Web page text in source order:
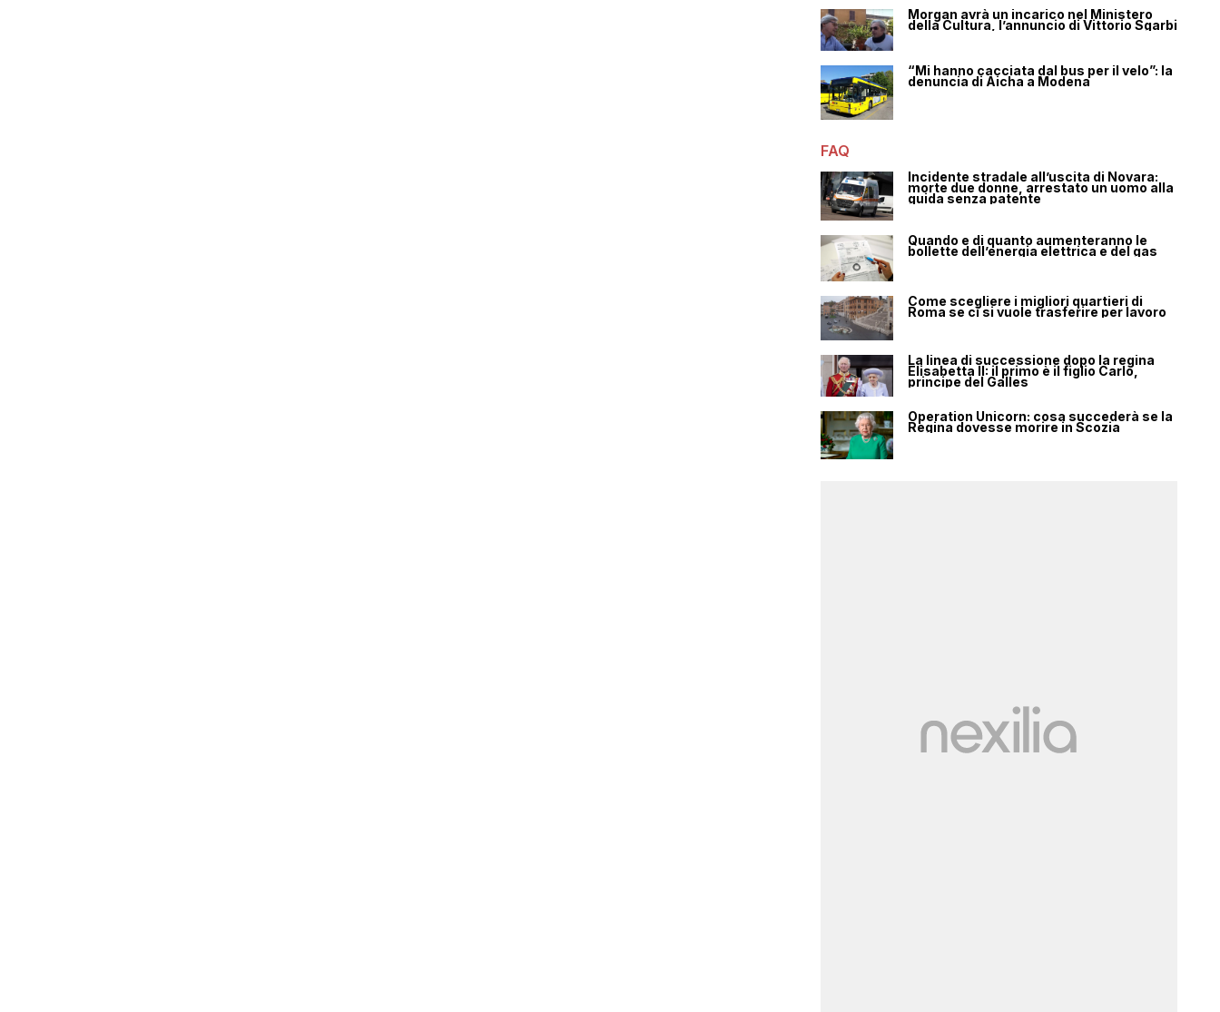
Morgan avrà un incarico nel Ministero
della Cultura, l’annuncio di Vittorio Sgarbi
“Mi hanno cacciata dal bus per il velo”: la
denuncia di Aicha a Modena
FAQ
Incidente stradale all’uscita di Novara:
morte due donne, arrestato un uomo alla
guida senza patente
Quando e di quanto aumenteranno le
bollette dell’energia elettrica e del gas
Come scegliere i migliori quartieri di
Roma se ci si vuole trasferire per lavoro
La linea di successione dopo la regina
Elisabetta II: il primo è il figlio Carlo,
principe del Galles
Operation Unicorn: cosa succederà se la
Regina dovesse morire in Scozia